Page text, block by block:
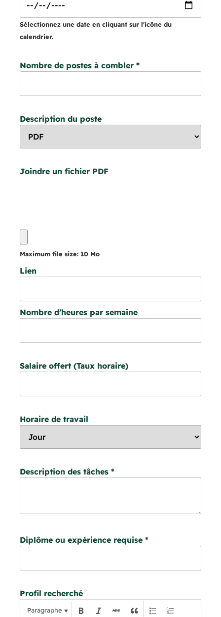
Sélectionnez une date en cliquant sur l'icône du
calendrier.
Nombre de postes à combler *
Description du poste
Joindre un fichier PDF
Maximum file size: 10 Mo
Lien
Nombre d’heures par semaine
Salaire offert (Taux horaire)
Horaire de travail
Description des tâches *
Diplôme ou expérience requise *
Profil recherché
Paragraphe